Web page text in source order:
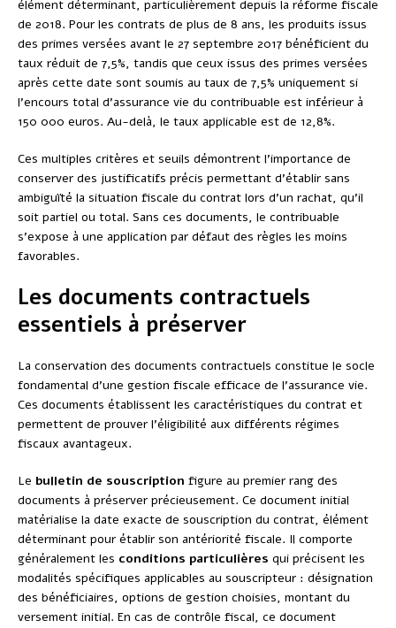
élément déterminant, particulièrement depuis la réforme fiscale
de 2018. Pour les contrats de plus de 8 ans, les produits issus
des primes versées avant le 27 septembre 2017 bénéficient du
taux réduit de 7,5%, tandis que ceux issus des primes versées
après cette date sont soumis au taux de 7,5% uniquement si
l’encours total d’assurance vie du contribuable est inférieur à
150 000 euros. Au-delà, le taux applicable est de 12,8%.
Ces multiples critères et seuils démontrent l’importance de
conserver des justificatifs précis permettant d’établir sans
ambiguïté la situation fiscale du contrat lors d’un rachat, qu’il
soit partiel ou total. Sans ces documents, le contribuable
s’expose à une application par défaut des règles les moins
favorables.
Les documents contractuels
essentiels à préserver
La conservation des documents contractuels constitue le socle
fondamental d’une gestion fiscale efficace de l’assurance vie.
Ces documents établissent les caractéristiques du contrat et
permettent de prouver l’éligibilité aux différents régimes
fiscaux avantageux.
Le bulletin de souscription figure au premier rang des
documents à préserver précieusement. Ce document initial
matérialise la date exacte de souscription du contrat, élément
déterminant pour établir son antériorité fiscale. Il comporte
généralement les conditions particulières qui précisent les
modalités spécifiques applicables au souscripteur : désignation
des bénéficiaires, options de gestion choisies, montant du
versement initial. En cas de contrôle fiscal, ce document